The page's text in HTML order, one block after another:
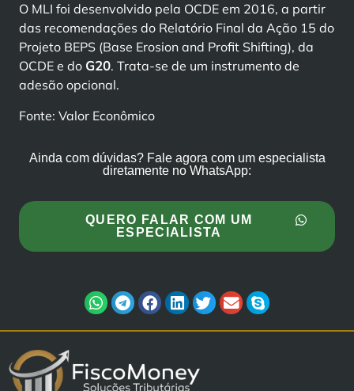
O MLI foi desenvolvido pela OCDE em 2016, a partir
das recomendações do Relatório Final da Ação 15 do
Projeto BEPS (Base Erosion and Profit Shifting), da
OCDE e do G20. Trata-se de um instrumento de
adesão opcional.
Fonte: Valor Econômico
Ainda com dúvidas? Fale agora com um especialista
diretamente no WhatsApp:
QUERO FALAR COM UM
ESPECIALISTA